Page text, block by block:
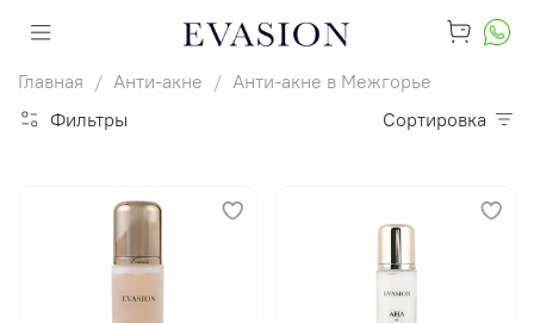
Главная Анти-акне
Анти-акне в Межгорье
Фильтры
Сортировка